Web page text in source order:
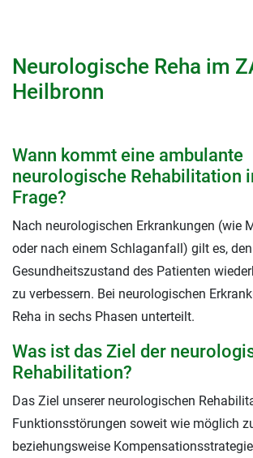
Neurologische Reha im
Heilbronn
Wann kommt eine ambulante
neurologische Rehabilitation
Frage?
Nach neurologischen Erkrankungen (wie
oder nach einem Schlaganfall) gilt es, den
Gesundheitszustand des Patienten
zu verbessern. Bei neurologischen
Reha in sechs Phasen unterteilt.
Was ist das Ziel der
Rehabilitation?
Das Ziel unserer neurologischen
Funktionsstörungen soweit wie möglich
beziehungsweise